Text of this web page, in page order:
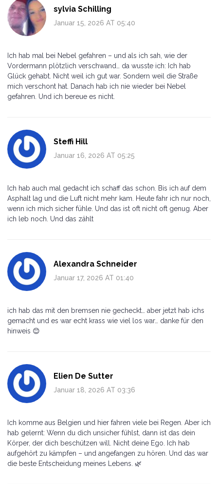
sylvia Schilling
Januar 15, 2026 AT 05:40
Ich hab mal bei Nebel gefahren – und als ich sah, wie der
Vordermann plötzlich verschwand… da wusste ich: Ich hab
Glück gehabt. Nicht weil ich gut war. Sondern weil die Straße
mich verschont hat. Danach hab ich nie wieder bei Nebel
gefahren. Und ich bereue es nicht.
Steffi Hill
Januar 16, 2026 AT 05:25
Ich hab auch mal gedacht ich schaff das schon. Bis ich auf dem
Asphalt lag und die Luft nicht mehr kam. Heute fahr ich nur noch,
wenn ich mich sicher fühle. Und das ist oft nicht oft genug. Aber
ich leb noch. Und das zählt
Alexandra Schneider
Januar 17, 2026 AT 01:40
ich hab das mit den bremsen nie gecheckt… aber jetzt hab ichs
gemacht und es war echt krass wie viel los war… danke für den
hinweis 😊
Elien De Sutter
Januar 18, 2026 AT 03:36
Ich komme aus Belgien und hier fahren viele bei Regen. Aber ich
hab gelernt: Wenn du dich unsicher fühlst, dann ist das dein
Körper, der dich beschützen will. Nicht deine Ego. Ich hab
aufgehört zu kämpfen – und angefangen zu hören. Und das war
die beste Entscheidung meines Lebens. 🌿